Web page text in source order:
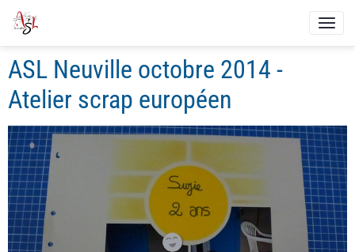
ASL Neuville octobre 2014 -
Atelier scrap européen